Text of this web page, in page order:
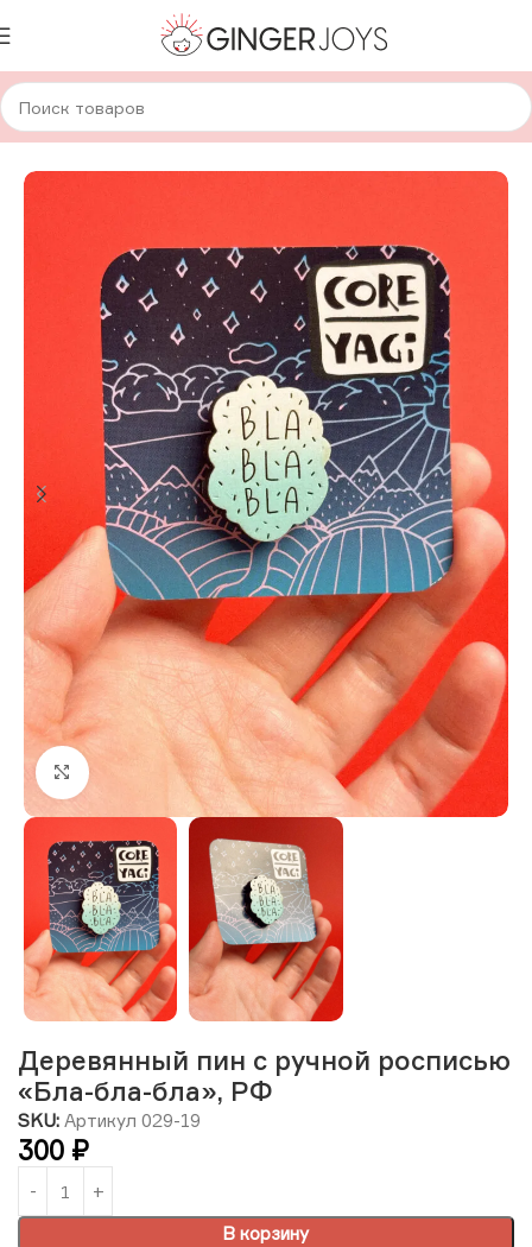
Главная Украшения Брошки и значки Деревянные брошки
Нажмите, чтобы увеличить изображение
Деревянный пин с ручной росписью
«Бла-бла-бла», РФ
SKU: Артикул 029-19
300 ₽
В корзину